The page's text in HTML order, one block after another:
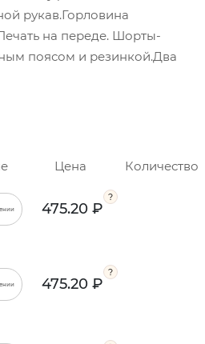
рукав.Горловина
на переде. Шорты-
поясом и резинкой.Два
Цена Количество
475.20 ₽
475.20 ₽